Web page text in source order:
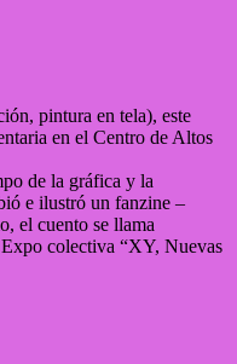
pintura en tela), este
en el Centro de Altos
de la gráfica y la
e ilustró un fanzine –
el cuento se llama
Expo colectiva “XY, Nuevas